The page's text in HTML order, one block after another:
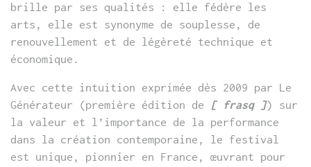
brille par ses qualités : elle fédère les
arts, elle est synonyme de souplesse, de
renouvellement et de légèreté technique et
économique.
Avec cette intuition exprimée dès 2009 par Le
Générateur (première édition de
[ frasq ]) sur
la valeur et l’importance de la performance
dans la création contemporaine, le festival
est unique, pionnier en France, œuvrant pour